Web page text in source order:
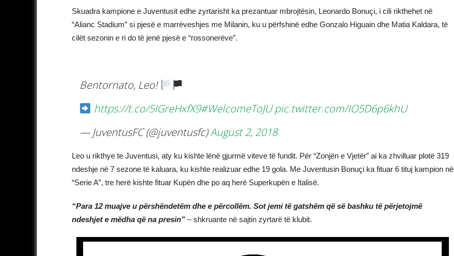
Skuadra kampione e Juventusit edhe zyrtarisht ka prezantuar mbrojtësin, Leonardo Bonuçi, i cili rikthehet në
“Alianc Stadium” si pjesë e marrëveshjes me Milanin, ku u përfshinë edhe Gonzalo Higuain dhe Matia Kaldara, të
cilët sezonin e ri do të jenë pjesë e “rossonerëve”.
Bentornato, Leo!
https://t.co/5IGreHxfX9#WelcomeToJU pic.twitter.com/IO5D6p6khU
— JuventusFC (@juventusfc)August 2, 2018
Leo u rikthye te Juventusi, aty ku kishte lënë gjurmë viteve të fundit. Për “Zonjën e Vjetër” ai ka zhvilluar plotë 319
ndeshje në 7 sezone të kaluara, ku kishte realizuar edhe 19 gola. Me Juventusin Bonuçi ka fituar 6 tituj kampion në
“Serie A”, tre herë kishte fituar Kupën dhe po aq herë Superkupën e Italisë.
“Para 12 muajve u përshëndetëm dhe e përcollëm. Sot jemi të gatshëm që së bashku të përjetojmë
ndeshjet e mëdha që na presin” – shkruante në sajtin zyrtarë të klubit.